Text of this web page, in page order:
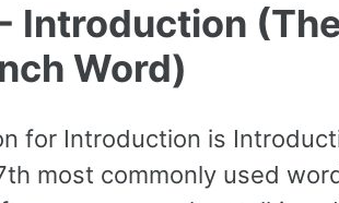
Introduction
Word)
for Introduction is
most commonly used